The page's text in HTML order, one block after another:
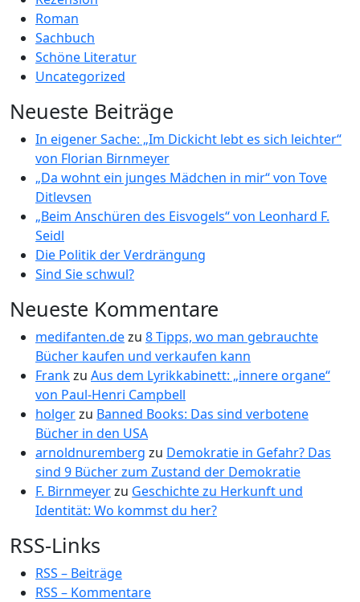
Roman
Sachbuch
Schöne Literatur
Uncategorized
Neueste Beiträge
In eigener Sache: „Im Dickicht lebt es sich leichter“
von Florian Birnmeyer
„Da wohnt ein junges Mädchen in mir“ von Tove
Ditlevsen
„Beim Anschüren des Eisvogels“ von Leonhard F.
Seidl
Die Politik der Verdrängung
Sind Sie schwul?
Neueste Kommentare
medifanten.dezu 8 Tipps, wo man gebrauchte
Bücher kaufen und verkaufen kann
Frankzu Aus dem Lyrikkabinett: „innere organe“
von Paul-Henri Campbell
holgerzu Banned Books: Das sind verbotene
Bücher in den USA
arnoldnuremberg zu Demokratie in Gefahr? Das
sind 9 Bücher zum Zustand der Demokratie
F. Birnmeyerzu Geschichte zu Herkunft und
Identität: Wo kommst du her?
RSS-Links
RSS – Beiträge
RSS – Kommentare